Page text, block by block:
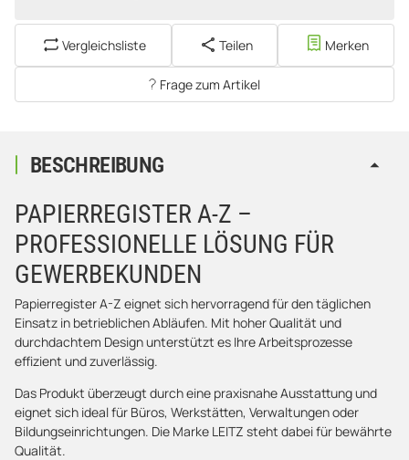
Vergleichsliste Teilen Merken
Frage zum Artikel
BESCHREIBUNG
PAPIERREGISTER A-Z –
PROFESSIONELLE LÖSUNG FÜR
GEWERBEKUNDEN
Papierregister A-Z eignet sich hervorragend für den täglichen
Einsatz in betrieblichen Abläufen. Mit hoher Qualität und
durchdachtem Design unterstützt es Ihre Arbeitsprozesse
effizient und zuverlässig.
Das Produkt überzeugt durch eine praxisnahe Ausstattung und
eignet sich ideal für Büros, Werkstätten, Verwaltungen oder
Bildungseinrichtungen. Die Marke LEITZ steht dabei für bewährte
Qualität.